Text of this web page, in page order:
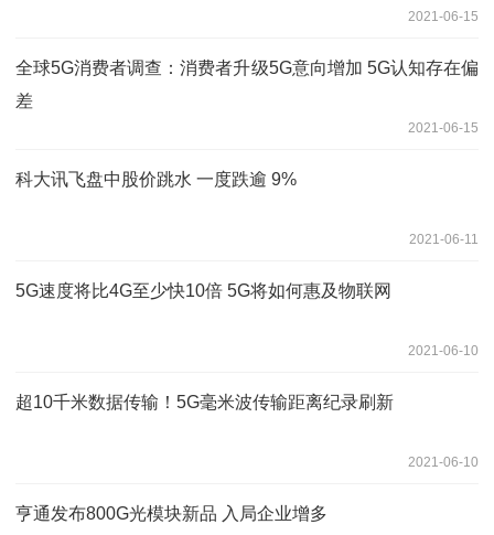
2021-06-15
全球5G消费者调查：消费者升级5G意向增加 5G认知存在偏
差
2021-06-15
科大讯飞盘中股价跳水 一度跌逾 9%
2021-06-11
5G速度将比4G至少快10倍 5G将如何惠及物联网
2021-06-10
超10千米数据传输！5G毫米波传输距离纪录刷新
2021-06-10
亨通发布800G光模块新品 入局企业增多